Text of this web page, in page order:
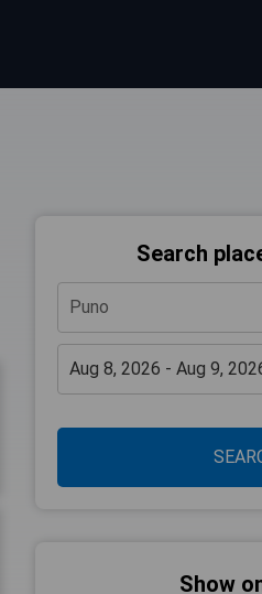
Search
Show